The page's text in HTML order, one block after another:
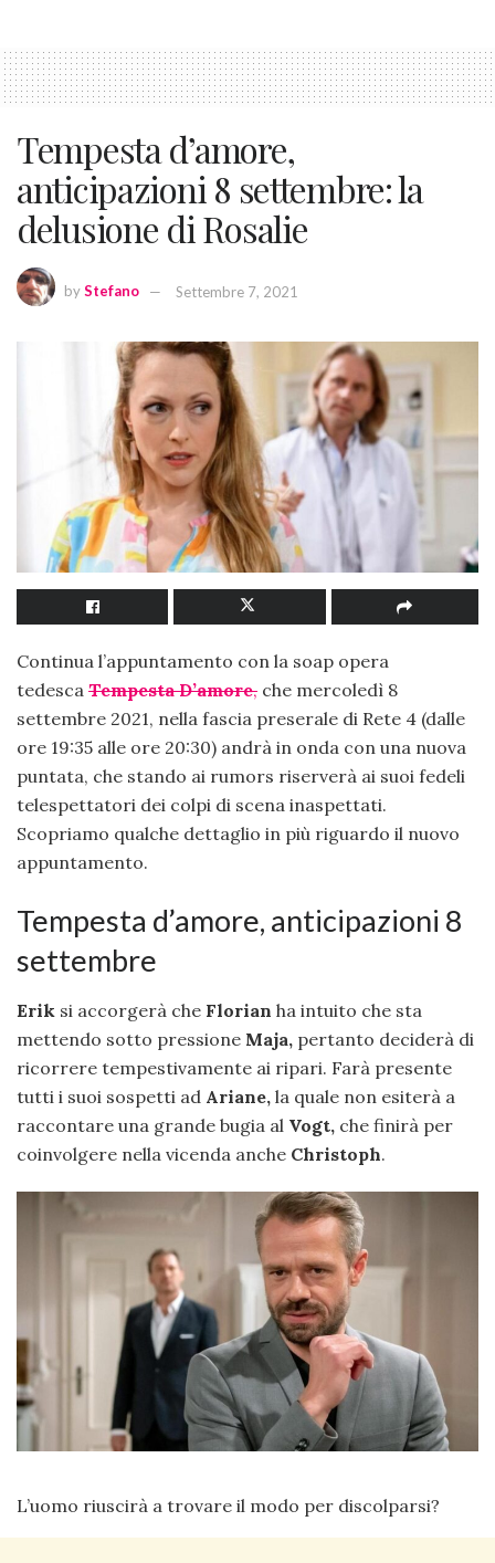
Tempesta d’amore,
anticipazioni 8 settembre: la
delusione di Rosalie
byStefano Settembre 7, 2021
Continua l’appuntamento con la soap opera
tedesca Tempesta D’amore, che mercoledì 8
settembre 2021, nella fascia preserale di Rete 4 (dalle
ore 19:35 alle ore 20:30) andrà in onda con una nuova
puntata, che stando ai rumors riserverà ai suoi fedeli
telespettatori dei colpi di scena inaspettati.
Scopriamo qualche dettaglio in più riguardo il nuovo
appuntamento.
Tempesta d’amore, anticipazioni 8
settembre
Erik si accorgerà che Florian ha intuito che sta
mettendo sotto pressione Maja, pertanto deciderà di
ricorrere tempestivamente ai ripari. Farà presente
tutti i suoi sospetti ad Ariane, la quale non esiterà a
raccontare una grande bugia al Vogt, che finirà per
coinvolgere nella vicenda anche Christoph.
L’uomo riuscirà a trovare il modo per discolparsi?